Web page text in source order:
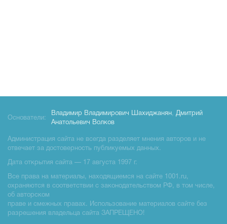
Основатели:
Владимир Владимирович Шахиджанян, Дмитрий
Анатольевич Волков
Администрация сайта не всегда разделяет мнения авторов и не
отвечает за достоверность публикуемых данных.
Дата открытия сайта — 17 августа 1997 г.
Все права на материалы, находящиемся на сайте 1001.ru,
охраняются в соответствии с законодательством РФ, в том числе,
об авторском
праве и смежных правах. Использование материалов сайте без
разрешения владельца сайта ЗАПРЕЩЕНО!